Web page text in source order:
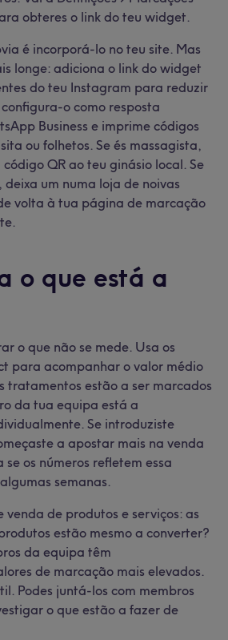
obteres o link do teu widget.
é incorporá-lo no teu site. Mas
longe: adiciona o link do widget
do teu Instagram para reduzir
o como resposta
Business e imprime códigos
ou folhetos. Se és massagista,
QR ao teu ginásio local. Se
deixa um numa loja de noivas
volta à tua página de marcação
o que está a
o que não se mede. Usa os
para acompanhar o valor médio
tratamentos estão a ser marcados
da tua equipa está a
Se introduziste
a apostar mais na venda
os números refletem essa
semanas.
venda de produtos e serviços: as
estão mesmo a converter?
da equipa têm
de marcação mais elevados.
Podes juntá-los com membros
o que estão a fazer de